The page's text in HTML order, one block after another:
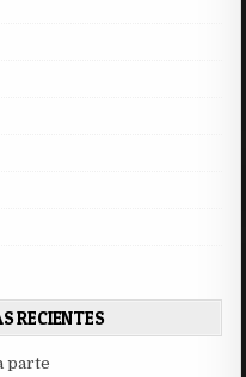
RECIENTES
parte